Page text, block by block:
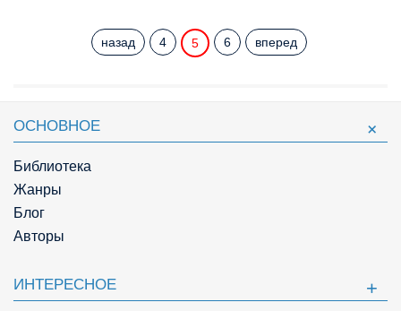
назад 4 5 6 вперед
ОСНОВНОЕ
Библиотека
Жанры
Блог
Авторы
ИНТЕРЕСНОЕ